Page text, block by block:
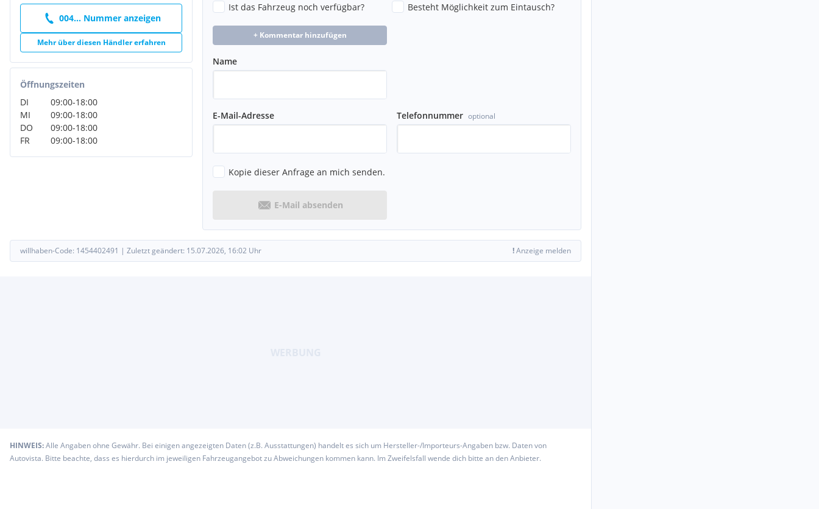
004... Nummer anzeigen
Mehr über diesen Händler erfahren
Öffnungszeiten
DI
09:00-18:00
MI
09:00-18:00
DO
09:00-18:00
FR
09:00-18:00
Ist das Fahrzeug noch verfügbar?
Besteht Möglichkeit zum Eintausch?
+ Kommentar hinzufügen
Name
E-Mail-Adresse Telefonnummer optional
Kopie dieser Anfrage an mich senden.
E-Mail absenden
willhaben-Code: 1454402491 | Zuletzt geändert: 15.07.2026, 16:02 Uhr !Anzeige melden
HINWEIS:Alle Angaben ohne Gewähr. Bei einigen angezeigten Daten (z.B. Ausstattungen) handelt es sich um Hersteller-/Importeurs-Angaben bzw. Daten von
Autovista. Bitte beachte, dass es hierdurch im jeweiligen Fahrzeugangebot zu Abweichungen kommen kann. Im Zweifelsfall wende dich bitte an den Anbieter.